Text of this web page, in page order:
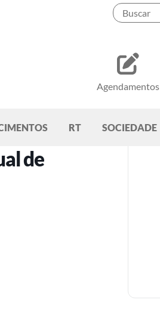
Agendamentos
RT SOCIEDADE
de